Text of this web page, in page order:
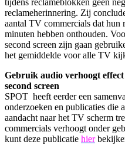
tijdens reclameblokken geen
reclameherinnering. Zij
aantal TV commercials dat hun
minuten hebben onthouden.
second screen zijn gaan
het gemiddelde voor alle TV
Gebruik audio verhoogt
second screen
SPOT heeft eerder een
onderzoeken en publicaties die
aandacht naar het TV scherm
commercials verhoogt onder
kunt deze publicatie hier